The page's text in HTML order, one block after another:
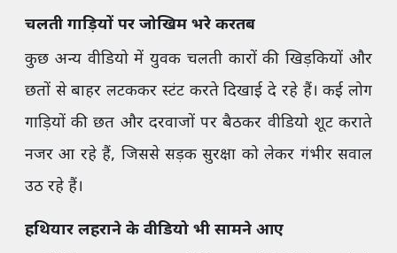
चलती गाड़ियों पर जोखिम भरे करतब
कुछ अन्य वीडियो में युवक चलती कारों की खिड़कियों और
छतों से बाहर लटककर स्टंट करते दिखाई दे रहे हैं। कई लोग
गाड़ियों की छत और दरवाजों पर बैठकर वीडियो शूट कराते
नजर आ रहे हैं, जिससे सड़क सुरक्षा को लेकर गंभीर सवाल
उठ रहे हैं।
हथियार लहराने के वीडियो भी सामने आए